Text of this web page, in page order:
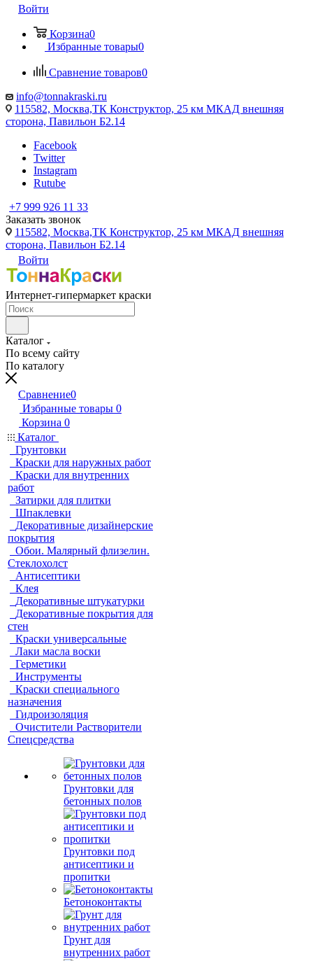
Войти
Корзина0
Избранные товары0
Сравнение товаров0
info@tonnakraski.ru
115582, Москва,ТК Конструктор, 25 км МКАД внешняя
сторона, Павильон Б2.14
Facebook
Twitter
Instagram
Rutube
+7 999 926 11 33
Заказать звонок
115582, Москва,ТК Конструктор, 25 км МКАД внешняя
сторона, Павильон Б2.14
Войти
Интернет-гипермаркет краски
Каталог
По всему сайту
По каталогу
Сравнение0
Избранные товары 0
Корзина 0
Каталог
Грунтовки
Краски для наружных работ
Краски для внутренних
работ
Затирки для плитки
Шпаклевки
Декоративные дизайнерские
покрытия
Обои. Малярный флизелин.
Стеклохолст
Антисептики
Клея
Декоративные штукатурки
Декоративные покрытия для
стен
Краски универсальные
Лаки масла воски
Герметики
Инструменты
Краски специального
назначения
Гидроизоляция
Очистители Растворители
Спецсредства
Грунтовки для
бетонных полов
Грунтовки под
антисептики и
пропитки
Бетоноконтакты
Грунт для
внутренних работ